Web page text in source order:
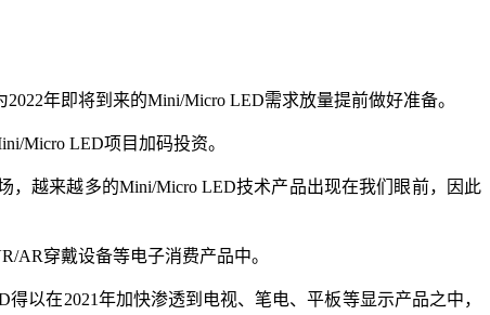
年即将到来的Mini/Micro LED需求放量提前做好准备。
Micro LED项目加码投资。
越来越多的Mini/Micro LED技术产品出现在我们眼前，因此
AR穿戴设备等电子消费产品中。
以在2021年加快渗透到电视、笔电、平板等显示产品之中，